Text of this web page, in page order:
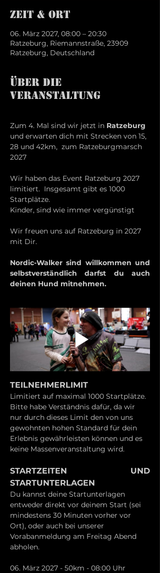
Zeit & Ort
06. März 2027, 08:00 – 20:30
Ratzeburg, Riemannstraße, 23909
Ratzeburg, Deutschland
Über die
Veranstaltung
Zum 4. Mal sind wir jetzt in Ratzeburg
und erwarten dich mit Strecken von 15,
28 und 42km,  zum Ratzeburgmarsch
2027
Wir haben das Event Ratzeburg 2027
limitiert.  Insgesamt gibt es 1000
Startplätze.
Kinder, sind wie immer vergünstigt
Wir freuen uns auf Ratzeburg in 2027
mit Dir.
Nordic-Walker sind willkommen und
selbstverständlich darfst du auch
deinen Hund mitnehmen.
TEILNEHMERLIMIT
Limitiert auf maximal 1000 Startplätze.
Bitte habe Verständnis dafür, da wir
nur durch dieses Limit den von uns
gewohnten hohen Standard für dein
Erlebnis gewährleisten können und es
keine Massenveranstaltung wird.
STARTZEITEN UND
STARTUNTERLAGEN
Du kannst deine Startunterlagen
entweder direkt vor deinem Start (sei
mindestens 30 Minuten vorher vor
Ort), oder auch bei unserer
Vorabanmeldung am Freitag Abend
abholen.
06. März 2027 - 50km - 08:00 Uhr